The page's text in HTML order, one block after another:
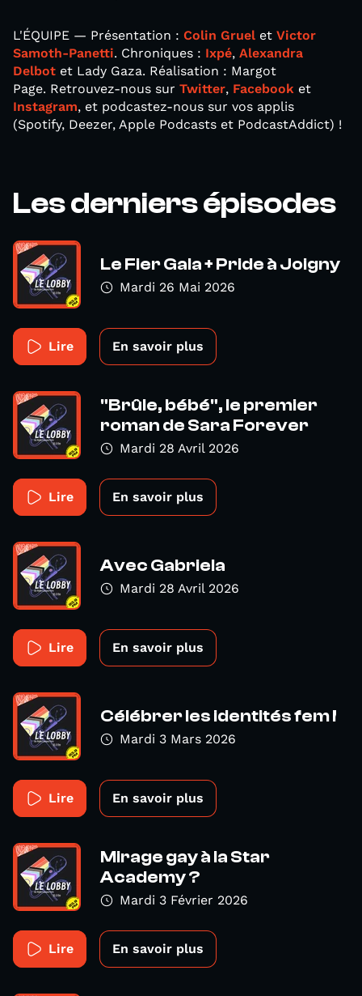
L'ÉQUIPE — Présentation : Colin Gruel et Victor
Samoth-Panetti. Chroniques : Ixpé, Alexandra
Delbot et Lady Gaza. Réalisation : Margot
Page. Retrouvez-nous sur Twitter, Facebook et
Instagram, et podcastez-nous sur vos applis
(Spotify, Deezer, Apple Podcasts et PodcastAddict) !
Les derniers épisodes
Le Fier Gala + Pride à Joigny
Mardi 26 Mai 2026
Lire En savoir plus
"Brûle, bébé", le premier
roman de Sara Forever
Mardi 28 Avril 2026
Lire En savoir plus
Avec Gabriela
Mardi 28 Avril 2026
Lire En savoir plus
Célébrer les identités fem !
Mardi 3 Mars 2026
Lire En savoir plus
Mirage gay à la Star
Academy ?
Mardi 3 Février 2026
Lire En savoir plus